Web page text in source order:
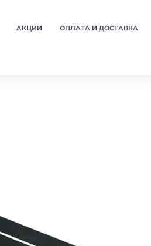
АКЦИИ ОПЛАТА И ДОСТАВКА